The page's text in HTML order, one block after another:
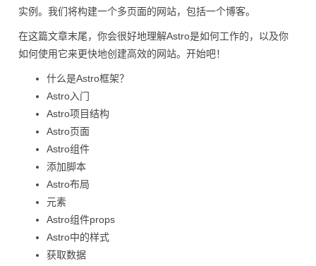
实例。我们将构建一个多页面的网站，包括一个博客。
在这篇文章末尾，你会很好地理解Astro是如何工作的，以及你
如何使用它来更快地创建高效的网站。开始吧！
什么是Astro框架？
Astro入门
Astro项目结构
Astro页面
Astro组件
添加脚本
Astro布局
元素
Astro组件props
Astro中的样式
获取数据